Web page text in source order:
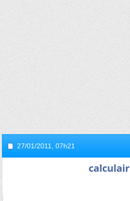
27/01/2011, 07h21
calculair